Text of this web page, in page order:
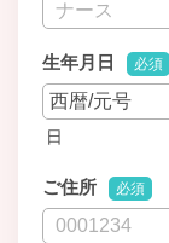
生年月日 必須
日
ご住所 必須